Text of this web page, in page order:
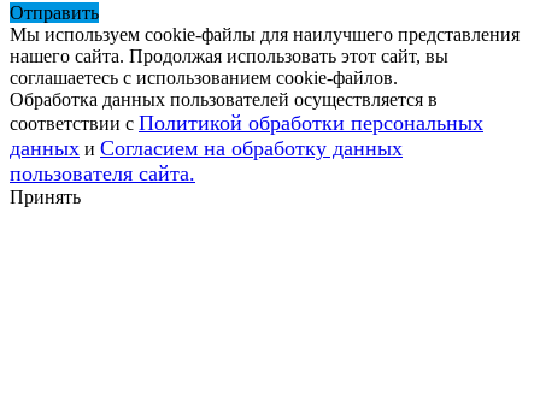
Отправить
Мы используем cookie-файлы для наилучшего представления
нашего сайта. Продолжая использовать этот сайт, вы
соглашаетесь с использованием cookie-файлов.
Обработка данных пользователей осуществляется в
соответствии с Политикой обработки персональных
данных и Согласием на обработку данных
пользователя сайта.
Принять